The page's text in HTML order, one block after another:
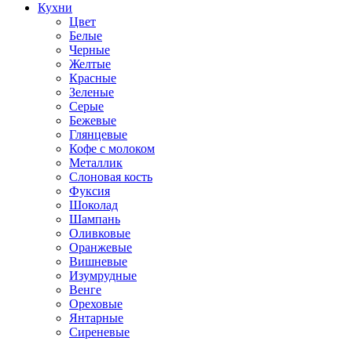
Кухни
Цвет
Белые
Черные
Желтые
Красные
Зеленые
Серые
Бежевые
Глянцевые
Кофе с молоком
Металлик
Слоновая кость
Фуксия
Шоколад
Шампань
Оливковые
Оранжевые
Вишневые
Изумрудные
Венге
Ореховые
Янтарные
Сиреневые